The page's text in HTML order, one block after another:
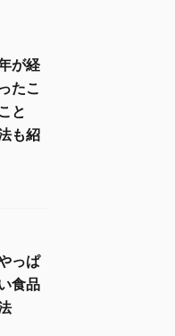
が経
たこ
と
も紹
っぱ
食品